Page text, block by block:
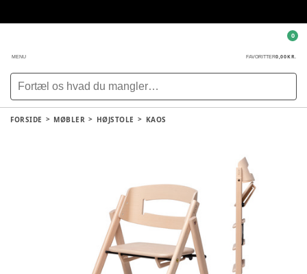
MENU FAVORITTER0,00 KR.
0
FORSIDE MØBLER HØJSTOLE KAOS